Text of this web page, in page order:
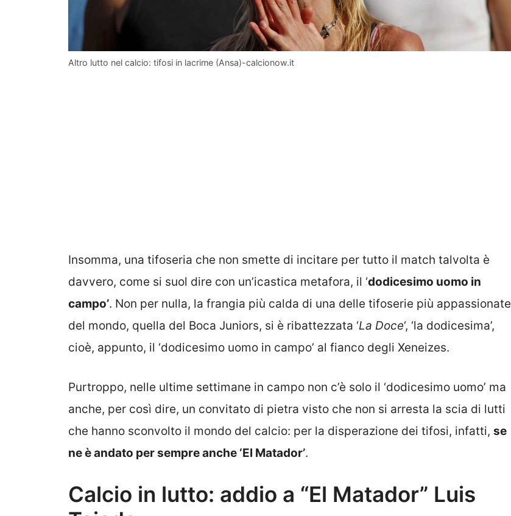
Altro lutto nel calcio: tifosi in lacrime (Ansa)-calcionow.it
Insomma, una tifoseria che non smette di incitare per tutto il match talvolta è
davvero, come si suol dire con un’icastica metafora, il ‘dodicesimo uomo in
campo’. Non per nulla, la frangia più calda di una delle tifoserie più appassionate
del mondo, quella del Boca Juniors, si è ribattezzata ‘La Doce‘, ‘la dodicesima’,
cioè, appunto, il ‘dodicesimo uomo in campo’ al fianco degli Xeneizes.
Purtroppo, nelle ultime settimane in campo non c’è solo il ‘dodicesimo uomo’ ma
anche, per così dire, un convitato di pietra visto che non si arresta la scia di lutti
che hanno sconvolto il mondo del calcio: per la disperazione dei tifosi, infatti, se
ne è andato per sempre anche ‘El Matador’.
Calcio in lutto: addio a “El Matador” Luis